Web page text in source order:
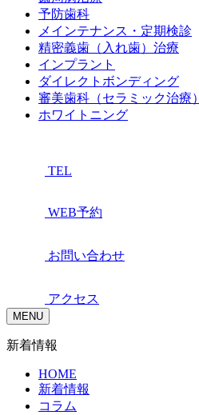
予防歯科
メインテナンス・定期検診
精密義歯（入れ歯）治療
インプラント
ダイレクトボンディング
審美歯科（セラミック治療）
ホワイトニング
TEL
WEB予約
お問い合わせ
アクセス
MENU
新着情報
HOME
新着情報
コラム